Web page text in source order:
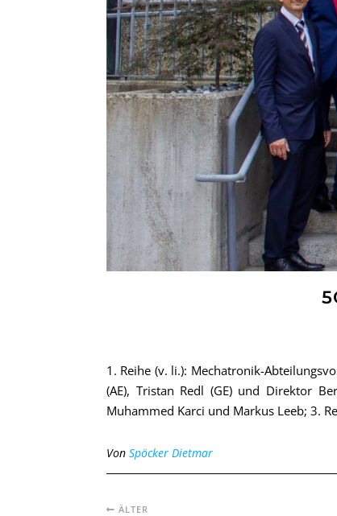
1. Reihe (v. li.): Mechatronik-
(AE), Tristan Redl (GE) und Direktor
Muhammed Karci und Markus Leeb; 3.
Von Spöcker Dietmar
ÄLTER